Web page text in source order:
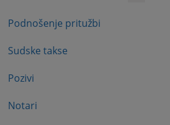
Podnošenje pritužbi
Sudske takse
Pozivi
Notari